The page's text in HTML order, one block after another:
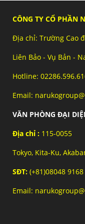
CÔNG TY CỔ PHẦN
Địa chỉ: Trường Cao
Liên Bảo - Vụ Bản -
Hotline:
Email:
VĂN PHÒNG ĐẠI
Địa chỉ : 115-0055
Tokyo, Kita-Ku,
SĐT: (+81)08048
Email: